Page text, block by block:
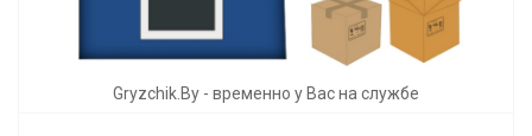
Gryzchik.By - временно у Вас на службе